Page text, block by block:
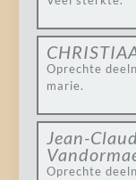
Oprechte
marie.
Jean-
Oprechte